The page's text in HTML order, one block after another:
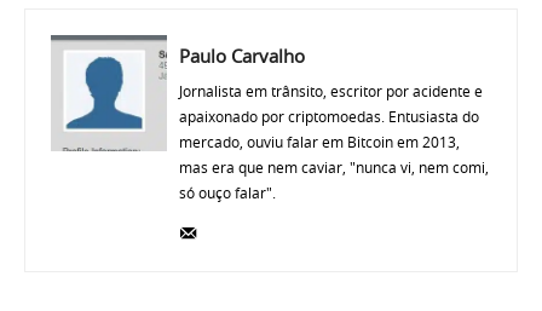
Paulo Carvalho
Jornalista em trânsito, escritor por acidente e
apaixonado por criptomoedas. Entusiasta do
mercado, ouviu falar em Bitcoin em 2013,
mas era que nem caviar, "nunca vi, nem comi,
só ouço falar".